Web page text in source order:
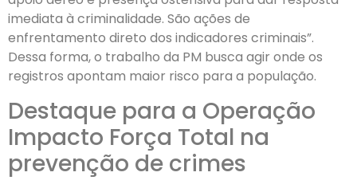
imediata à criminalidade. São ações de
enfrentamento direto dos indicadores criminais”.
Dessa forma, o trabalho da PM busca agir onde os
registros apontam maior risco para a população.
Destaque para a Operação
Impacto Força Total na
prevenção de crimes